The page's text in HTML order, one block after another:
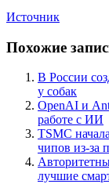
Источник
Похожие
В России
у собак
OpenAI и
работе с ИИ
TSMC
чипов из-за
лучшие